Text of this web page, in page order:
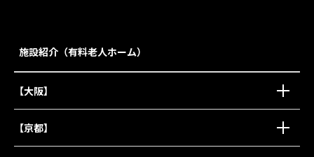
施設紹介（有料老人ホーム）
【大阪】
【京都】